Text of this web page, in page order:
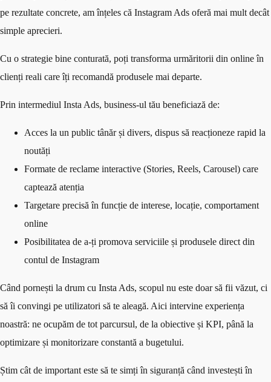
pe rezultate concrete, am înțeles că Instagram Ads oferă mai mult decât
simple aprecieri.
Cu o strategie bine conturată, poți transforma urmăritorii din online în
clienți reali care îți recomandă produsele mai departe.
Prin intermediul Insta Ads, business-ul tău beneficiază de:
Acces la un public tânăr și divers, dispus să reacționeze rapid la
noutăți
Formate de reclame interactive (Stories, Reels, Carousel) care
captează atenția
Targetare precisă în funcție de interese, locație, comportament
online
Posibilitatea de a-ți promova serviciile și produsele direct din
contul de Instagram
Când pornești la drum cu Insta Ads, scopul nu este doar să fii văzut, ci
să îi convingi pe utilizatori să te aleagă. Aici intervine experiența
noastră: ne ocupăm de tot parcursul, de la obiective și KPI, până la
optimizare și monitorizare constantă a bugetului.
Știm cât de important este să te simți în siguranță când investești în